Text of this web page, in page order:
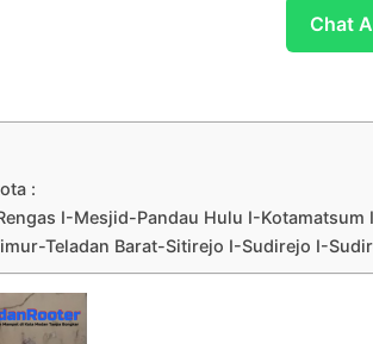
Chat
:
I-Mesjid-Pandau Hulu I-Kotamatsum
Teladan Barat-Sitirejo I-Sudirejo I-